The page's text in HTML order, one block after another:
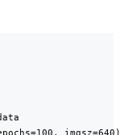
imgsz=640)